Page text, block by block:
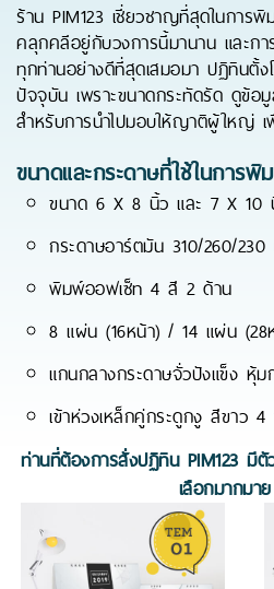
ร้าน PIM123 เชี่ยวชาญที่สุดในการพิ
คลุกคลีอยู่กับวงการนี้มานาน และกา
ทุกท่านอย่างดีที่สุดเสมอมา ปฏิทินตั้ง
ปัจจุบัน เพราะขนาดกระทัดรัด ดูข้อ
สำหรับการนำไปมอบให้ญาติผู้ใหญ่
ขนาดและกระดาษที่ใช้ในการพิ
ขนาด 6 X 8 นิ้ว และ 7 X 10
กระดาษอาร์ตมัน 310/260/230
พิมพ์ออฟเซ็ท 4 สี 2 ด้าน
8 แผ่น (16หน้า) / 14 แผ่น (28
แกนกลางกระดาษจั่วปังแข็ง หุ้ม
เข้าห่วงเหล็กคู่กระดูกงู สีขาว
ท่านที่ต้องการสั่งปฏิทิน PIM123 มี
เลือกมากมา